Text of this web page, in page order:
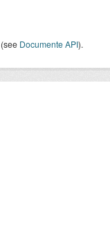
(see Documente API).